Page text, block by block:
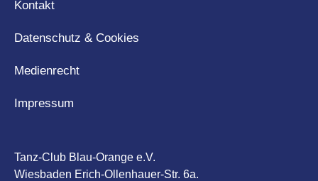
Kontakt
Datenschutz & Cookies
Medienrecht
Impressum
Tanz-Club Blau-Orange e.V.
Wiesbaden Erich-Ollenhauer-Str. 6a.